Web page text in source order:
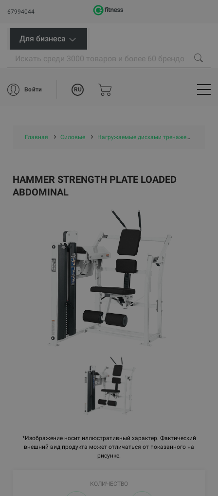
67994044
Для бизнеса
Войти RU
Главная Силовые Нагружаемые дисками тренажеры
*Изображение носит иллюстративный характер. Фактический
внешний вид продукта может отличаться от показанного на
рисунке.
HAMMER STRENGTH PLATE LOADED
ABDOMINAL
КОЛИЧЕСТВО